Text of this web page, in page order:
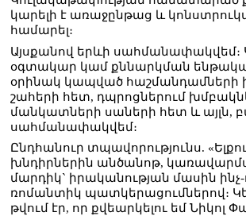
կարելի է առաջընթաց և
համարել։
Այսքանով երևի սահմանափակվեմ։
օգտակար կամ քննարկման
օրինակ կապված հաշմանդամների
շահերի հետ, դպրոցներում
մանկատների սաների հետ և այլն,
սահմանափակվեմ։
Ընդհանուր տպավորությունս.
խնդիրներին անծանոթ,
մարդիկ` իրականության մասին ինչ-
ռոմանտիկ պատկերացումներով։
թվում էր, որ քվեարկելու եմ Նիկոլ